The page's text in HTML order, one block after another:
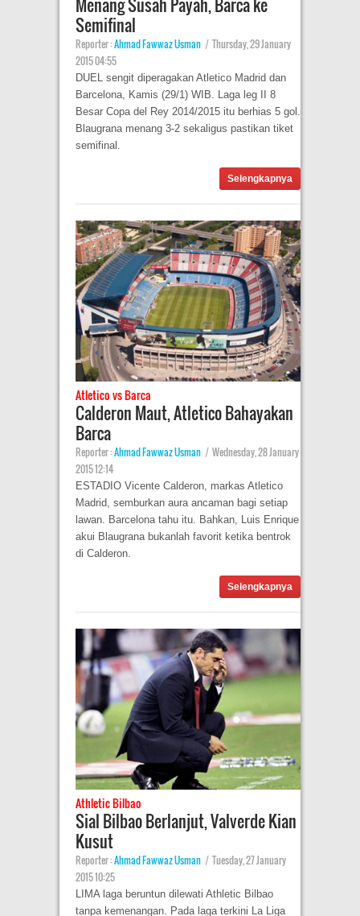
Menang Susah Payah, Barca ke
Semifinal
Reporter :Ahmad Fawwaz Usman | Thursday, 29 January
2015 04:55
DUEL sengit diperagakan Atletico Madrid dan
Barcelona, Kamis (29/1) WIB. Laga leg II 8
Besar Copa del Rey 2014/2015 itu berhias 5 gol.
Blaugrana menang 3-2 sekaligus pastikan tiket
semifinal.
Selengkapnya
Atletico vs Barca
Calderon Maut, Atletico Bahayakan
Barca
Reporter :Ahmad Fawwaz Usman | Wednesday, 28 January
2015 12:14
ESTADIO Vicente Calderon, markas Atletico
Madrid, semburkan aura ancaman bagi setiap
lawan. Barcelona tahu itu. Bahkan, Luis Enrique
akui Blaugrana bukanlah favorit ketika bentrok
di Calderon.
Selengkapnya
Athletic Bilbao
Sial Bilbao Berlanjut, Valverde Kian
Kusut
Reporter :Ahmad Fawwaz Usman | Tuesday, 27 January
2015 10:25
LIMA laga beruntun dilewati Athletic Bilbao
tanpa kemenangan. Pada laga terkini La Liga